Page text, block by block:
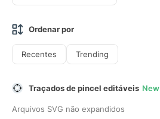
Ordenar por
Recentes Trending
Traçados de pincel editáveis New
Arquivos SVG não expandidos